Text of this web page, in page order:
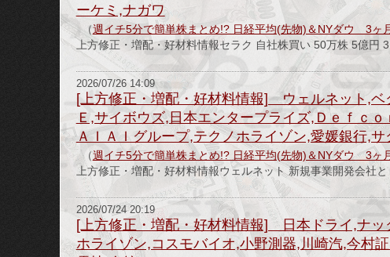
ーケミ,ナガワ
（週イチ5分で簡単株まとめ!? 日経平均(先物)＆NYダウ 3ヶ
上方修正・増配・好材料情報セラク 自社株買い 50万株 5億円
2026/07/26 14:09
[上方修正・増配・好材料情報] ウェルネット,
Ｅ,サイボウズ,日本エンタープライズ,Ｄｅｆｃ
ＡＩＡＩグループ,テクノホライゾン,愛媛銀行,サ
（週イチ5分で簡単株まとめ!? 日経平均(先物)＆NYダウ 3ヶ
上方修正・増配・好材料情報ウェルネット 新規事業開発会社
2026/07/24 20:19
[上方修正・増配・好材料情報] 日本ドライ,ナッ
ホライゾン,コスモバイオ,小野測器,川崎汽,今村